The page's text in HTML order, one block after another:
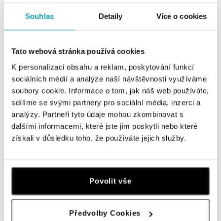
Souhlas Detaily Více o cookies
Tato webová stránka používá cookies
K personalizaci obsahu a reklam, poskytování funkcí
sociálních médií a analýze naší návštěvnosti využíváme
soubory cookie. Informace o tom, jak náš web používáte,
sdílíme se svými partnery pro sociální média, inzerci a
analýzy. Partneři tyto údaje mohou zkombinovat s
dalšími informacemi, které jste jim poskytli nebo které
získali v důsledku toho, že používáte jejich služby.
Povolit vše
Předvolby Cookies
Ostrava
Jantarová 3344/4, 702 00 Ostrava-Moravská Ostrava
ALO diamonds OC Nový Smíchov, Praha 5
Plzeňská 8, 150 00 Praha 5 - Smíchov
tel.: +420 603 192 388, +420 733 546 889
zítra otevřeno od 09:00
ALO diamonds OC Olympia, Brno
U Dálnice 777, 664 42 Modřice
ALO diamonds OC Palladium, Praha 1
Náměstí Republiky 1, 110 00 Praha 1 - Nové Město
zítra otevřeno od 09:00